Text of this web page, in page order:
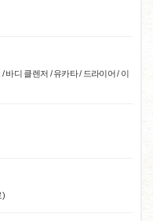
바디 클렌저 / 유카타 / 드라이어 / 이
)